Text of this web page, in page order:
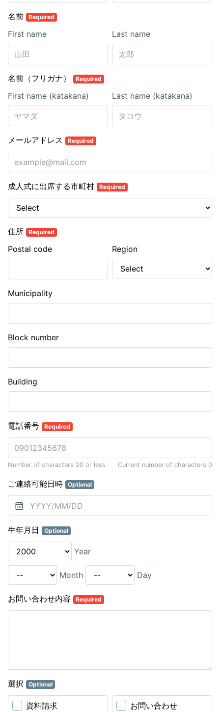
名前 Required
Last name
First name
名前（フリガナ） Required
Last name (katakana)
First name (katakana)
メールアドレス Required
成人式に出席する市町村 Required
住所 Required
Postal code Region
Municipality
Block number
Building
電話番号 Required
Number of characters 20 or less Current number of characters 0
ご連絡可能日時 Optional
生年月日 Optional
Year
Month Day
お問い合わせ内容 Required
選択 Optional
資料請求 お問い合わせ